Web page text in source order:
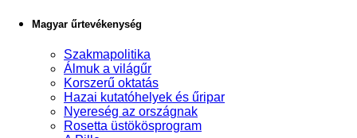
Magyar űrtevékenység
Szakmapolitika
Álmuk a világűr
Korszerű oktatás
Hazai kutatóhelyek és űripar
Nyereség az országnak
Rosetta üstökösprogram